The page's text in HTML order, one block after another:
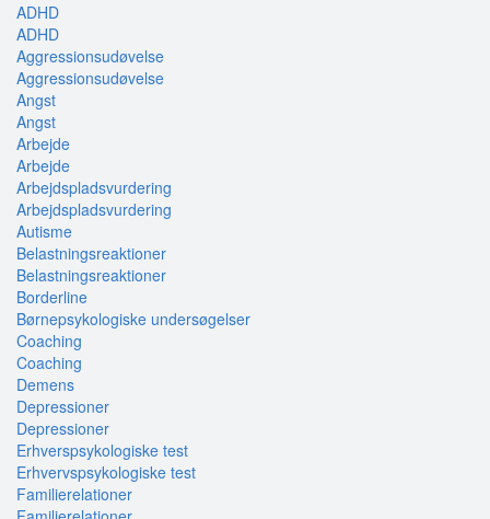
ADHD
ADHD
Aggressionsudøvelse
Aggressionsudøvelse
Angst
Angst
Arbejde
Arbejde
Arbejdspladsvurdering
Arbejdspladsvurdering
Autisme
Belastningsreaktioner
Belastningsreaktioner
Borderline
Børnepsykologiske undersøgelser
Coaching
Coaching
Demens
Depressioner
Depressioner
Erhverspsykologiske test
Erhvervspsykologiske test
Familierelationer